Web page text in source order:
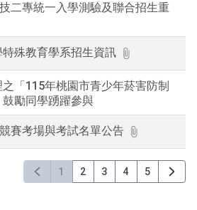
二專統一入學測驗及聯合招生重
殊教育學系招生資訊
「115年桃園市青少年菸害防制
勵同學踴躍參與
賽考場與考試名單公告
1 2 3 4 5